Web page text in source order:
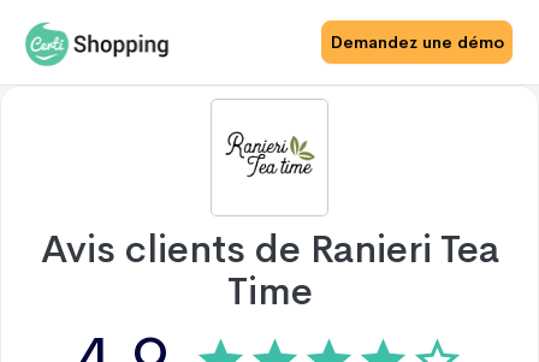
Demandez une démo
Avis clients de Ranieri Tea
Time